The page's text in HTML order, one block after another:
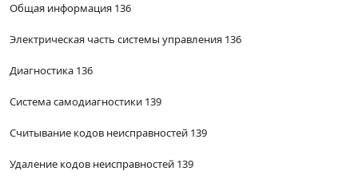
Общая информация 136
Электрическая часть системы управления 136
Диагностика 136
Система самодиагностики 139
Считывание кодов неисправностей 139
Удаление кодов неисправностей 139